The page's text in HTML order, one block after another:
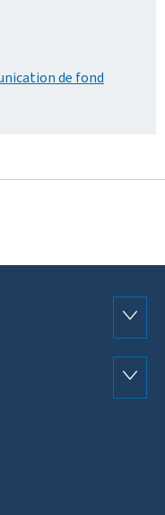
de fond